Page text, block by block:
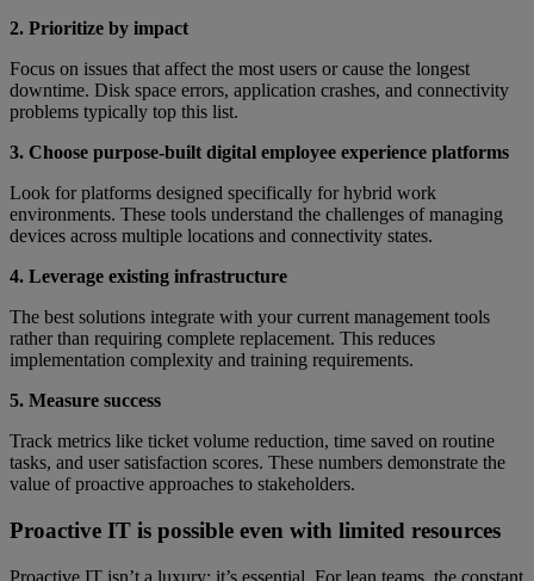
2. Prioritize by impact
Focus on issues that affect the most users or cause the longest
downtime. Disk space errors, application crashes, and connectivity
problems typically top this list.
3. Choose purpose-built digital employee experience platforms
Look for platforms designed specifically for hybrid work
environments. These tools understand the challenges of managing
devices across multiple locations and connectivity states.
4. Leverage existing infrastructure
The best solutions integrate with your current management tools
rather than requiring complete replacement. This reduces
implementation complexity and training requirements.
5. Measure success
Track metrics like ticket volume reduction, time saved on routine
tasks, and user satisfaction scores. These numbers demonstrate the
value of proactive approaches to stakeholders.
Proactive IT is possible even with limited resources
Proactive IT isn’t a luxury; it’s essential. For lean teams, the constant